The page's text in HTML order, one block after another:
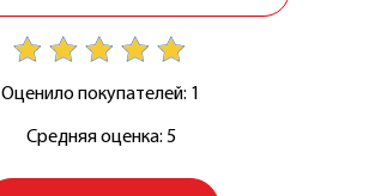
Оценило покупателей: 1
Средняя оценка: 5